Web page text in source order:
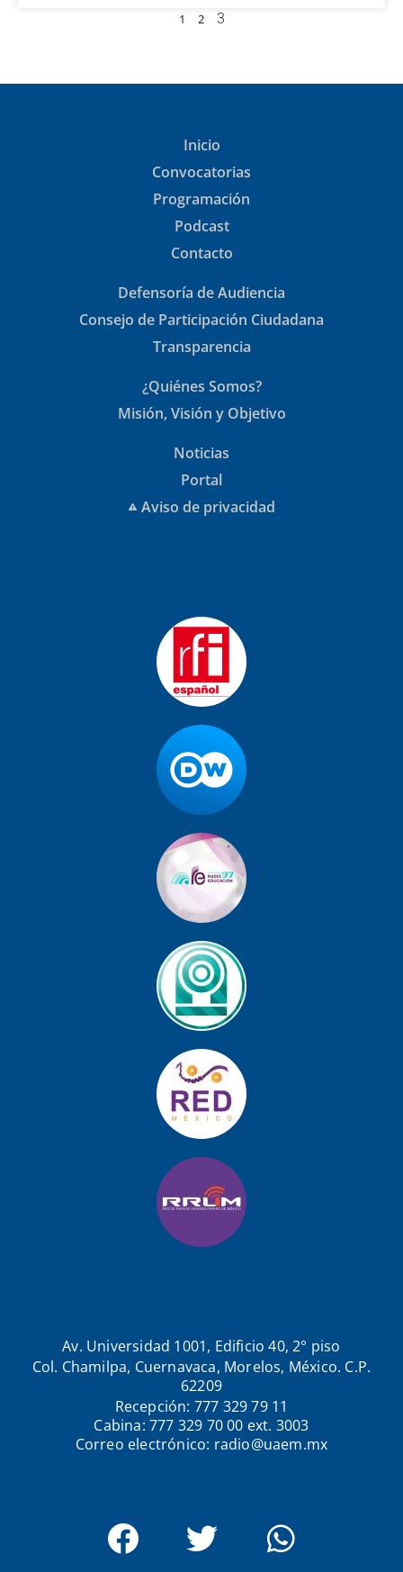
1 2 3
Inicio
Convocatorias
Programación
Podcast
Contacto
Defensoría de Audiencia
Consejo de Participación Ciudadana
Transparencia
¿Quiénes Somos?
Misión, Visión y Objetivo
Noticias
Portal
Aviso de privacidad
Av. Universidad 1001, Edificio 40, 2° piso
Col. Chamilpa, Cuernavaca, Morelos, México. C.P.
62209
Recepción: 777 329 79 11
Cabina: 777 329 70 00 ext. 3003
Correo electrónico: radio@uaem.mx